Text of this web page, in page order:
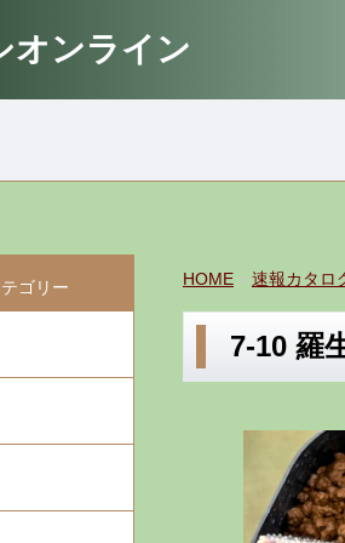
オンライン
HOME 速報カタ
7-10 羅
ゴリー